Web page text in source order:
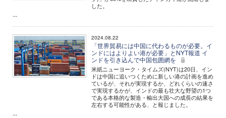
した。
...
2024.08.22
「世界貿易には中国に代わるものが必要。イ
ンドにはよりよい港が必要」とNYT報道 イ
ンドを引き込んで中国包囲網を
米紙ニューヨーク・タイムズ(NYT)は20日、イン
ドは中国に追いつくために新しい港の計画を進め
ているが、それが実現するか、どれくらいの速さ
で実現するかが、インドの最も壮大な野望の1つ
である本格的な製造・輸出大国への成長の結果を
左右する可能性がある、と報じました。
...